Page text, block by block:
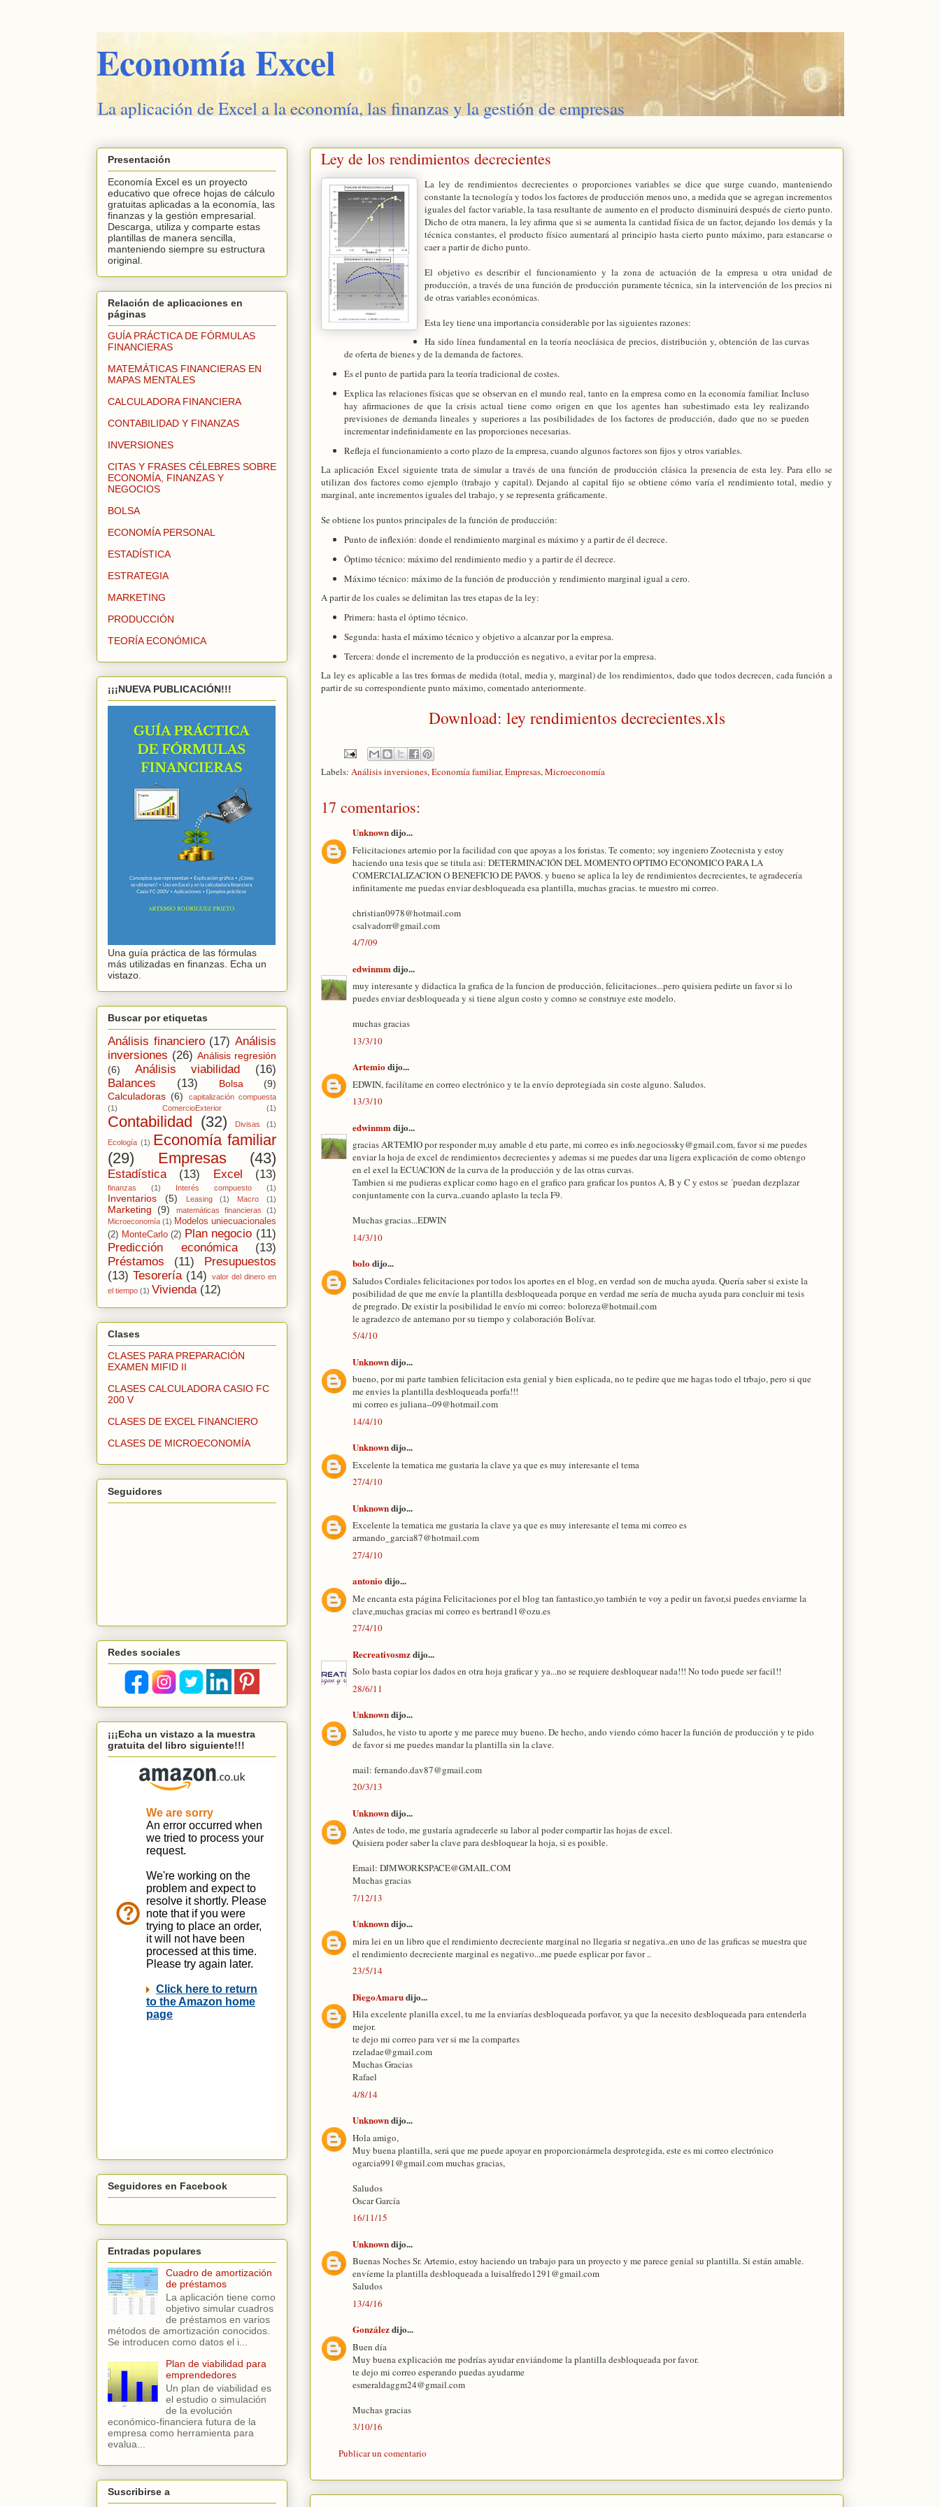
Economía Excel
La aplicación de Excel a la economía, las finanzas y la gestión de empresas
Ley de los rendimientos decrecientes
La ley de rendimientos decrecientes o proporciones variables se dice que surge cuando, manteniendo
constante la tecnología y todos los factores de producción menos uno, a medida que se agregan incrementos
iguales del factor variable, la tasa resultante de aumento en el producto disminuirá después de cierto punto.
Dicho de otra manera, la ley afirma que si se aumenta la cantidad física de un factor, dejando los demás y la
técnica constantes, el producto físico aumentará al principio hasta cierto punto máximo, para estancarse o
caer a partir de dicho punto.
El objetivo es describir el funcionamiento y la zona de actuación de la empresa u otra unidad de
producción, a través de una función de producción puramente técnica, sin la intervención de los precios ni
de otras variables económicas.
Esta ley tiene una importancia considerable por las siguientes razones:
Ha sido línea fundamental en la teoría neoclásica de precios, distribución y, obtención de las curvas
de oferta de bienes y de la demanda de factores.
Es el punto de partida para la teoría tradicional de costes.
Explica las relaciones físicas que se observan en el mundo real, tanto en la empresa como en la economía familiar. Incluso
hay afirmaciones de que la crisis actual tiene como origen en que los agentes han subestimado esta ley realizando
previsiones de demanda lineales y superiores a las posibilidades de los factores de producción, dado que no se pueden
incrementar indefinidamente en las proporciones necesarias.
Refleja el funcionamiento a corto plazo de la empresa, cuando algunos factores son fijos y otros variables.
La aplicación Excel siguiente trata de simular a través de una función de producción clásica la presencia de esta ley. Para ello se
utilizan dos factores como ejemplo (trabajo y capital). Dejando al capital fijo se obtiene cómo varía el rendimiento total, medio y
marginal, ante incrementos iguales del trabajo, y se representa gráficamente.
Se obtiene los puntos principales de la función de producción:
Punto de inflexión: donde el rendimiento marginal es máximo y a partir de él decrece.
Óptimo técnico: máximo del rendimiento medio y a partir de él decrece.
Máximo técnico: máximo de la función de producción y rendimiento marginal igual a cero.
A partir de los cuales se delimitan las tres etapas de la ley:
Primera: hasta el óptimo técnico.
Segunda: hasta el máximo técnico y objetivo a alcanzar por la empresa.
Tercera: donde el incremento de la producción es negativo, a evitar por la empresa.
La ley es aplicable a las tres formas de medida (total, media y, marginal) de los rendimientos, dado que todos decrecen, cada función a
partir de su correspondiente punto máximo, comentado anteriormente.
Download: ley rendimientos decrecientes.xls
Labels: Análisis inversiones,Economía familiar,Empresas,Microeconomía
17 comentarios:
Unknowndijo...
Felicitaciones artemio por la facilidad con que apoyas a los foristas. Te comento; soy ingeniero Zootecnista y estoy
haciendo una tesis que se titula asi: DETERMINACIÓN DEL MOMENTO OPTIMO ECONOMICO PARA LA
COMERCIALIZACION O BENEFICIO DE PAVOS. y bueno se aplica la ley de rendimientos decrecientes, te agradecería
infinitamente me puedas enviar desbloqueada esa plantilla, muchas gracias. te muestro mi correo.
christian0978@hotmail.com
csalvadorr@gmail.com
4/7/09
edwinmm dijo...
muy interesante y didactica la grafica de la funcion de producción, felicitaciones...pero quisiera pedirte un favor si lo
puedes enviar desbloqueada y si tiene algun costo y comno se construye este modelo.
muchas gracias
13/3/10
Artemiodijo...
EDWIN, facilítame en correo electrónico y te la envío deprotegiada sin coste alguno. Saludos.
13/3/10
edwinmm dijo...
gracias ARTEMIO por responder m,uy amable d etu parte, mi correo es info.negociossky@gmail.com, favor si me puedes
enviar la hoja de excel de rendimientos decrecientes y ademas si me puedes dar una ligera explicación de como obtengo
en el exel la ECUACION de la curva de la producción y de las otras curvas.
Tambien si me pudieras explicar como hago en el grafico para graficar los puntos A, B y C y estos se ´puedan dezplazar
conjuntamente con la curva..cuando aplasto la tecla F9.
Muchas gracias...EDWIN
14/3/10
bolodijo...
Saludos Cordiales felicitaciones por todos los aportes en el blog, en verdad son de mucha ayuda. Quería saber si existe la
posibilidad de que me envíe la plantilla desbloqueada porque en verdad me sería de mucha ayuda para concluir mi tesis
de pregrado. De existir la posibilidad le envío mi correo: boloreza@hotmail.com
le agradezco de antemano por su tiempo y colaboración Bolívar.
5/4/10
Unknowndijo...
bueno, por mi parte tambien felicitacion esta genial y bien esplicada, no te pedire que me hagas todo el trbajo, pero si que
me envies la plantilla desbloqueada porfa!!!
mi correo es juliana--09@hotmail.com
14/4/10
Unknowndijo...
Excelente la tematica me gustaria la clave ya que es muy interesante el tema
27/4/10
Unknowndijo...
Excelente la tematica me gustaria la clave ya que es muy interesante el tema mi correo es
armando_garcia87@hotmail.com
27/4/10
antoniodijo...
Me encanta esta página Felicitaciones por el blog tan fantastico,yo también te voy a pedir un favor,si puedes enviarme la
clave,muchas gracias mi correo es bertrand1@ozu.es
27/4/10
Recreativosmzdijo...
Solo basta copiar los dados en otra hoja graficar y ya...no se requiere desbloquear nada!!! No todo puede ser facil!!
28/6/11
Unknowndijo...
Saludos, he visto tu aporte y me parece muy bueno. De hecho, ando viendo cómo hacer la función de producción y te pido
de favor si me puedes mandar la plantilla sin la clave.
mail: fernando.dav87@gmail.com
20/3/13
Unknowndijo...
Antes de todo, me gustaría agradecerle su labor al poder compartir las hojas de excel.
Quisiera poder saber la clave para desbloquear la hoja, si es posible.
Email: DJMWORKSPACE@GMAIL.COM
Muchas gracias
7/12/13
Unknowndijo...
mira lei en un libro que el rendimiento decreciente marginal no llegaria sr negativa..en uno de las graficas se muestra que
el rendimiento decreciente marginal es negativo...me puede esplicar por favor ..
23/5/14
DiegoAmarudijo...
Hila excelente planilla excel, tu me la enviarías desbloqueada porfavor, ya que la necesito desbloqueada para entenderla
mejor.
te dejo mi correo para ver si me la compartes
rzeladae@gmail.com
Muchas Gracias
Rafael
4/8/14
Unknowndijo...
Hola amigo,
Muy buena plantilla, será que me puede apoyar en proporcionármela desprotegida, este es mi correo electrónico
ogarcia991@gmail.com muchas gracias,
Saludos
Oscar García
16/11/15
Unknowndijo...
Buenas Noches Sr. Artemio, estoy haciendo un trabajo para un proyecto y me parece genial su plantilla. Si están amable.
envíeme la plantilla desbloqueada a luisalfredo1291@gmail.com
Saludos
13/4/16
Gonzálezdijo...
Buen día
Muy buena explicación me podrías ayudar enviándome la plantilla desbloqueada por favor.
te dejo mi correo esperando puedas ayudarme
esmeraldaggm24@gmail.com
Muchas gracias
3/10/16
Publicar un comentario
Presentación
Economía Excel es un proyecto
educativo que ofrece hojas de cálculo
gratuitas aplicadas a la economía, las
finanzas y la gestión empresarial.
Descarga, utiliza y comparte estas
plantillas de manera sencilla,
manteniendo siempre su estructura
original.
Relación de aplicaciones en
páginas
GUÍA PRÁCTICA DE FÓRMULAS
FINANCIERAS
MATEMÁTICAS FINANCIERAS EN
MAPAS MENTALES
CALCULADORA FINANCIERA
CONTABILIDAD Y FINANZAS
INVERSIONES
CITAS Y FRASES CÉLEBRES SOBRE
ECONOMÍA, FINANZAS Y
NEGOCIOS
BOLSA
ECONOMÍA PERSONAL
ESTADÍSTICA
ESTRATEGIA
MARKETING
PRODUCCIÓN
TEORÍA ECONÓMICA
¡¡¡NUEVA PUBLICACIÓN!!!
Una guía práctica de las fórmulas
más utilizadas en finanzas. Echa un
vistazo.
Buscar por etiquetas
Análisis financiero (17) Análisis
inversiones (26) Análisis regresión
(6)
Análisis viabilidad
(16)
Balances
(13) Bolsa
(9)
Calculadoras (6)
capitalización compuesta
(1)
ComercioExterior (1)
Contabilidad (32) Divisas (1)
Ecología (1) Economía familiar
(29)
Empresas (43)
Estadística (13) Excel (13)
finanzas (1) Interés compuesto (1)
Inventarios (5) Leasing (1) Macro (1)
Marketing (9) matemáticas financieras
(1)
Microeconomía (1) Modelos uniecuacionales
(2) MonteCarlo (2) Plan negocio (11)
Predicción económica
(13)
Préstamos
(11)
Presupuestos
(13) Tesorería (14)
valor del dinero en
el tiempo (1) Vivienda (12)
Clases
CLASES PARA PREPARACIÓN
EXAMEN MIFID II
CLASES CALCULADORA CASIO FC
200 V
CLASES DE EXCEL FINANCIERO
CLASES DE MICROECONOMÍA
Seguidores
Redes sociales
¡¡¡Echa un vistazo a la muestra
gratuita del libro siguiente!!!
Seguidores en Facebook
Entradas populares
Cuadro de amortización
de préstamos
La aplicación tiene como
objetivo simular cuadros
de préstamos en varios
métodos de amortización conocidos.
Se introducen como datos el i...
Plan de viabilidad para
emprendedores
Un plan de viabilidad es
el estudio o simulación
de la evolución
económico-financiera futura de la
empresa como herramienta para
evalua...
Suscribirse a